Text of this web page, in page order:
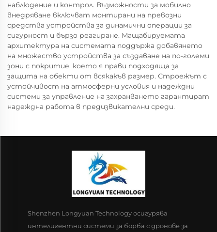
наблюдение и контрол. Възможности за мобилно
внедряване включват монтирани на превозни
средства устройства за динамични операции за
сигурност и бързо реагиране. Мащабируемата
архитектура на системата поддържа добавянето
на множество устройства за създаване на по-големи
зони с покритие, което я прави подходяща за
защита на обекти от всякакъв размер. Строежът с
устойчивост на атмосферни условия и надеждни
системи за управление на захранването гарантират
надеждна работа в предизвикателни среди.
Shenzhen Longyuan Technology осигурява
интелигентни системи за борба с дронове за